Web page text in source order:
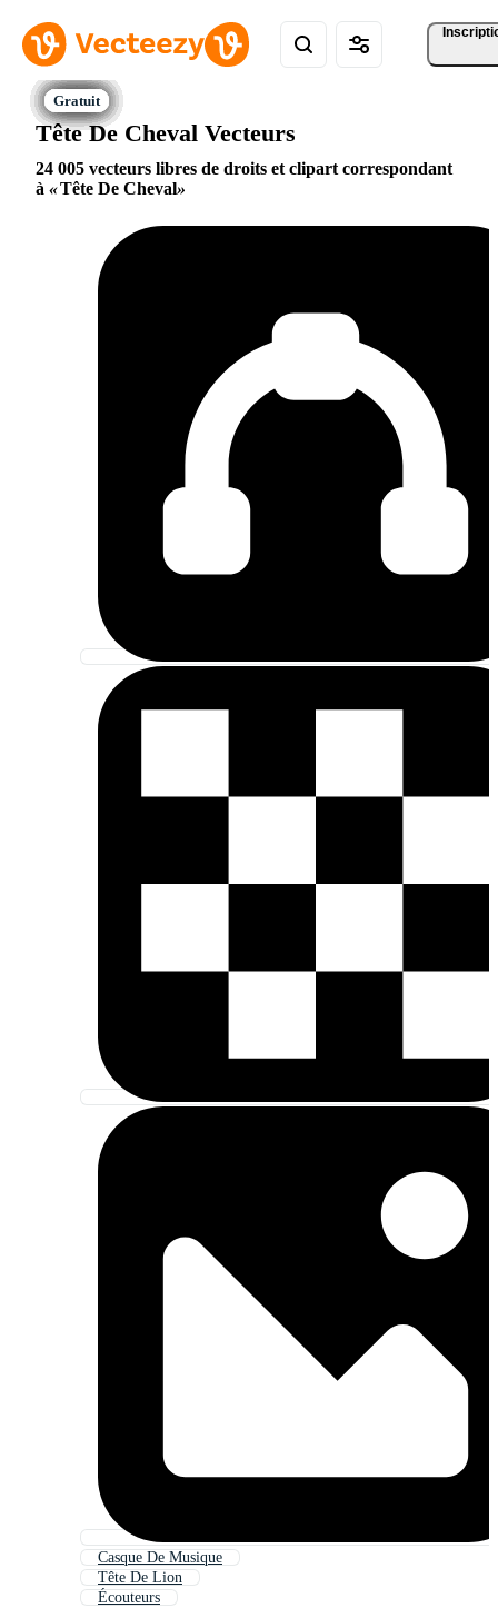
Tête De Cheval Vecteurs
24 005 vecteurs libres de droits et clipart correspondant
à
Tête De Cheval
Casque De Musique
Tête De Lion
Écouteurs